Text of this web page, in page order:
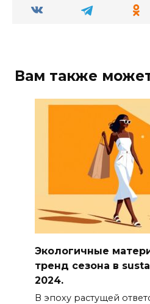
Вам также
Экологичные
тренд сезона в
2024.
В эпоху растущей